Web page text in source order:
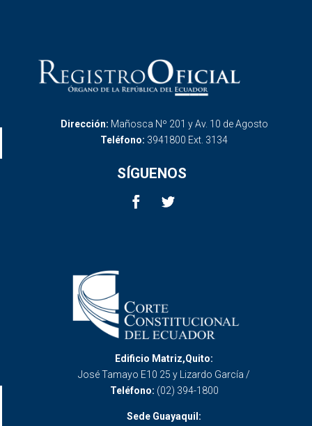
Dirección: Mañosca Nº 201 y Av. 10 de Agosto
Teléfono: 3941800 Ext. 3134
SÍGUENOS
Edificio Matriz,Quito:
José Tamayo E10 25 y Lizardo García /
Teléfono: (02) 394-1800
Sede Guayaquil: